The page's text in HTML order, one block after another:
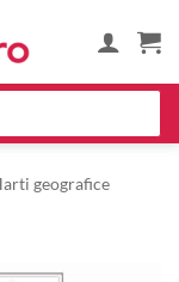
geografice